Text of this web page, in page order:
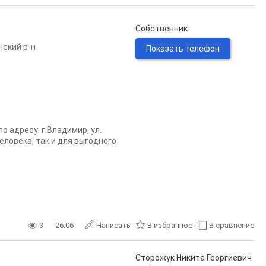
р-н
адресу: г.Владимир, ул.
так и для выгодного
Собственник
Показать телефон
3 26.06 Написать В избранное В сравнение
Сторожук Никита Георгиевич